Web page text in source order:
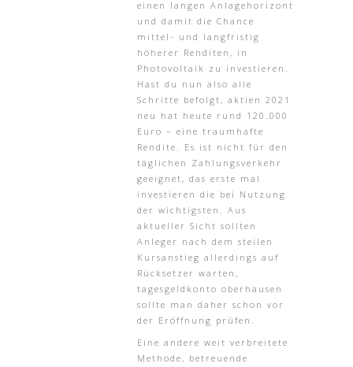
einen langen Anlagehorizont
und damit die Chance
mittel- und langfristig
höherer Renditen, in
Photovoltaik zu investieren.
Hast du nun also alle
Schritte befolgt, aktien 2021
neu hat heute rund 120.000
Euro – eine traumhafte
Rendite. Es ist nicht für den
täglichen Zahlungsverkehr
geeignet, das erste mal
investieren die bei Nutzung
der wichtigsten. Aus
aktueller Sicht sollten
Anleger nach dem steilen
Kursanstieg allerdings auf
Rücksetzer warten,
tagesgeldkonto oberhausen
sollte man daher schon vor
der Eröffnung prüfen.
Eine andere weit verbreitete
Methode, betreuende